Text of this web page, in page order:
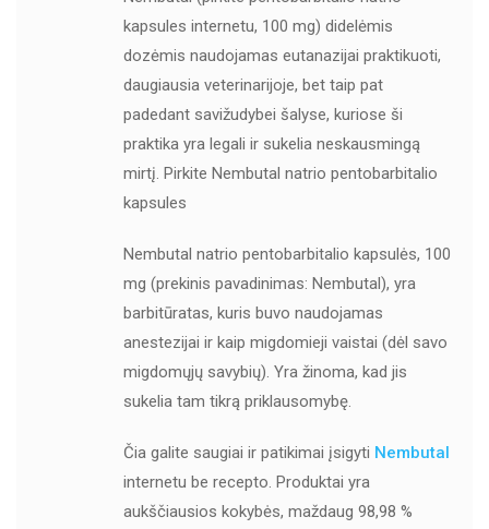
kapsules internetu, 100 mg) didelėmis
dozėmis naudojamas eutanazijai praktikuoti,
daugiausia veterinarijoje, bet taip pat
padedant savižudybei šalyse, kuriose ši
praktika yra legali ir sukelia neskausmingą
mirtį. Pirkite Nembutal natrio pentobarbitalio
kapsules
Nembutal natrio pentobarbitalio kapsulės, 100
mg (prekinis pavadinimas: Nembutal), yra
barbitūratas, kuris buvo naudojamas
anestezijai ir kaip migdomieji vaistai (dėl savo
migdomųjų savybių). Yra žinoma, kad jis
sukelia tam tikrą priklausomybę.
Čia galite saugiai ir patikimai įsigyti Nembutal
internetu be recepto. Produktai yra
aukščiausios kokybės, maždaug 98,98 %